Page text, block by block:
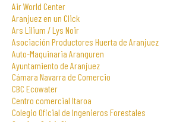
Air World Center
Aranjuez en un Click
Ars Lilium / Lys Noir
Asociación Productores Huerta de Aranjuez
Auto-Maquinaria Aranguren
Ayuntamiento de Aranjuez
Cámara Navarra de Comercio
CBC Ecowater
Centro comercial Itaroa
Colegio Oficial de Ingenieros Forestales